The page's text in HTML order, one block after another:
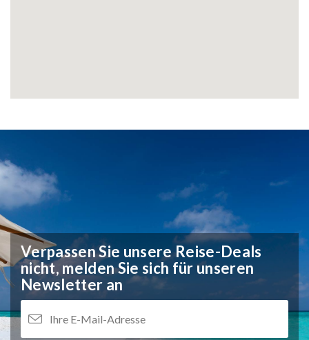
Verpassen Sie unsere Reise-Deals
nicht, melden Sie sich für unseren
Newsletter an